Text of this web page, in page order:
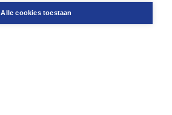
Alle cookies toestaan